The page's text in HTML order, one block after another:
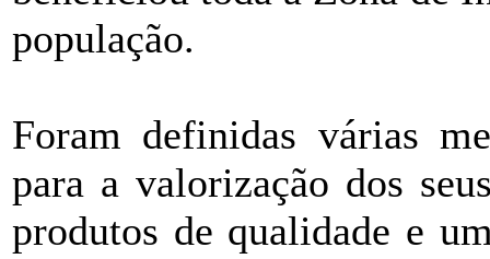
população.
Foram definidas várias
para a valorização dos
produtos de qualidade e